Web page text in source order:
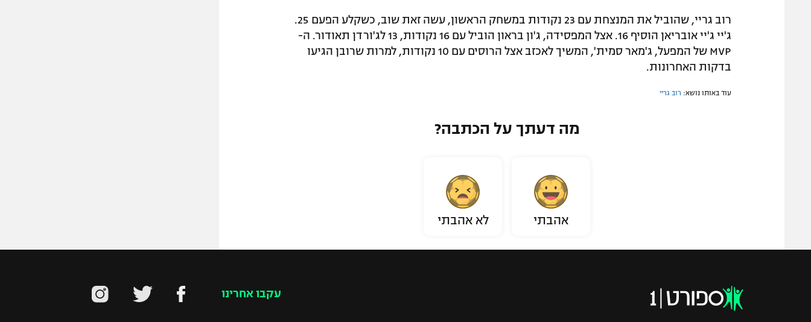
רוב גריי, שהוביל את המנצחת עם 23 נקודות במשחק הראשון, עשה זאת שוב, כשקלע הפעם 25.
ג'יי ג'יי אובריאן הוסיף 16. אצל המפסידה, ג'ון בראון הוביל עם 16 נקודות, 13 לג'ורדן תאודור. ה-
MVP של המפעל, ג'מאר סמית', המשיך לאכזב אצל הרוסים עם 10 נקודות, למרות שרובן הגיעו
בדקות האחרונות.
עוד באותו נושא: רוב גריי
מה דעתך על הכתבה?
אהבתי לא אהבתי
עקבו אחרינו